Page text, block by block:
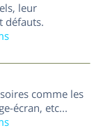
leur
défauts.
comme les
écran, etc...